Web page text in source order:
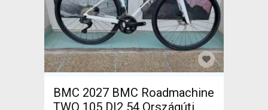
BMC 2027 BMC Roadmachine
TWO 105 DI2 54 Országúti